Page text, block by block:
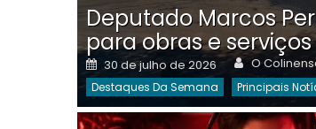
Deputado Marcos
para obras e serviços
Posted
on
30 de julho de 2026 Author
O
Destaques Da Semana Principais